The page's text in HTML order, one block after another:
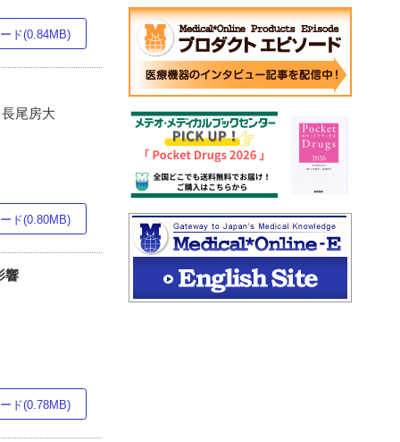
ド(0.84MB)
尾房大
ド(0.80MB)
響
ド(0.78MB)